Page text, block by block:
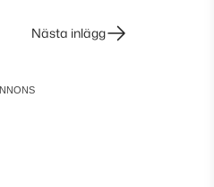
Nästa inlägg